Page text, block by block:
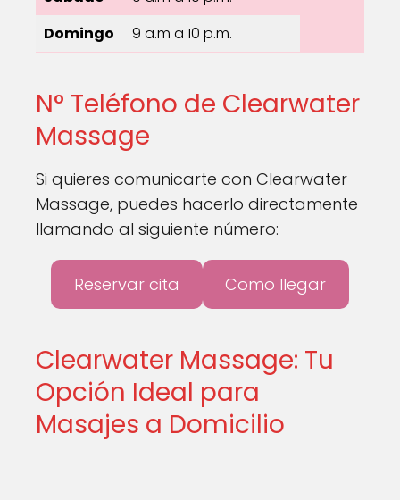
Domingo
9 a.m a 10 p.m.
N° Teléfono de Clearwater
Massage
Si quieres comunicarte con Clearwater
Massage, puedes hacerlo directamente
llamando al siguiente número:
Reservar cita Como llegar
Clearwater Massage: Tu
Opción Ideal para
Masajes a Domicilio